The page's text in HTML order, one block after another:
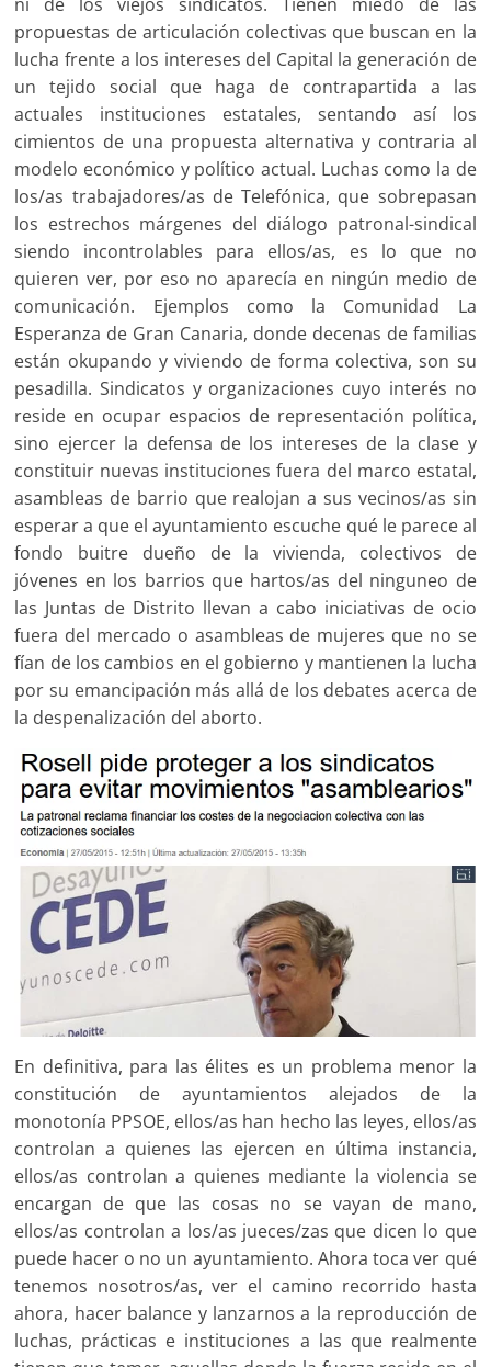
propuestas de articulación colectivas que buscan en la
lucha frente a los intereses del Capital la generación de
un tejido social que haga de contrapartida a las
actuales instituciones estatales, sentando así los
cimientos de una propuesta alternativa y contraria al
modelo económico y político actual. Luchas como la de
los/as trabajadores/as de Telefónica, que sobrepasan
los estrechos márgenes del diálogo patronal-sindical
siendo incontrolables para ellos/as, es lo que no
quieren ver, por eso no aparecía en ningún medio de
comunicación. Ejemplos como la Comunidad La
Esperanza de Gran Canaria, donde decenas de familias
están okupando y viviendo de forma colectiva, son su
pesadilla. Sindicatos y organizaciones cuyo interés no
reside en ocupar espacios de representación política,
sino ejercer la defensa de los intereses de la clase y
constituir nuevas instituciones fuera del marco estatal,
asambleas de barrio que realojan a sus vecinos/as sin
esperar a que el ayuntamiento escuche qué le parece al
fondo buitre dueño de la vivienda, colectivos de
jóvenes en los barrios que hartos/as del ninguneo de
las Juntas de Distrito llevan a cabo iniciativas de ocio
fuera del mercado o asambleas de mujeres que no se
fían de los cambios en el gobierno y mantienen la lucha
por su emancipación más allá de los debates acerca de
la despenalización del aborto.
En definitiva, para las élites es un problema menor la
constitución de ayuntamientos alejados de la
monotonía PPSOE, ellos/as han hecho las leyes, ellos/as
controlan a quienes las ejercen en última instancia,
ellos/as controlan a quienes mediante la violencia se
encargan de que las cosas no se vayan de mano,
ellos/as controlan a los/as jueces/zas que dicen lo que
puede hacer o no un ayuntamiento. Ahora toca ver qué
tenemos nosotros/as, ver el camino recorrido hasta
ahora, hacer balance y lanzarnos a la reproducción de
luchas, prácticas e instituciones a las que realmente